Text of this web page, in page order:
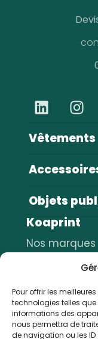
Pour offrir les
technologies telles
informations des
nous permettra de
de navigation ou les ID
Vêtements
T-shirts 48
Pantalons
Polos
Chemises 6
Sacs &
Casquettes
Serviettes
Bonnets 12
Chapeaux 6
Écharpes 5
Peignoirs 5
Objets
Stylos 54
Gourdes 35
Parapluies 23
Carnets 21
Tasses et
Koaprint
Nos marques
Nos
Nos
FAQ
Blog